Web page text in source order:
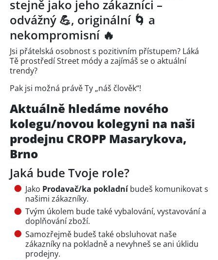
stejně jako jeho zákazníci –
odvážný 💪, originální 🌀 a
nekompromisní 🔥
Jsi přátelská osobnost s pozitivním přístupem? Láká
Tě prostředí Street módy a zajímáš se o aktuální
trendy?
Pak jsi možná právě Ty „náš člověk“!
Aktuálně hledáme nového
kolegu/novou kolegyni na naši
prodejnu CROPP Masarykova,
Brno
Jaká bude Tvoje role?
Jako Prodavač/ka pokladníbudeš komunikovat s
našimi zákazníky.
Tvým úkolem bude také vybalování, vystavování a
doplňování zboží.
Samozřejmě budeš také obsluhovat naše
zákazníky na pokladně a nevyhneš se ani úklidu
prodejny.